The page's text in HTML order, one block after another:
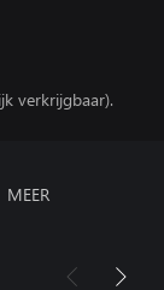
verkrijgbaar).
MEER